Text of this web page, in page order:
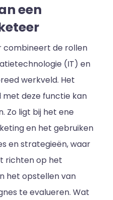
een
combineert de rollen
(IT) en
werkveld. Het
deze functie kan
Zo ligt bij het ene
en het gebruiken
en strategieën, waar
richten op het
het opstellen van
te evalueren. Wat